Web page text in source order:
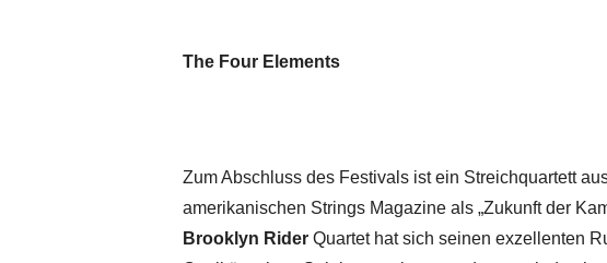
The Four Elements
Zum Abschluss des Festivals ist ein Streichquartett
amerikanischen Strings Magazine als „Zukunft der
Brooklyn Rider Quartet hat sich seinen exzellenten